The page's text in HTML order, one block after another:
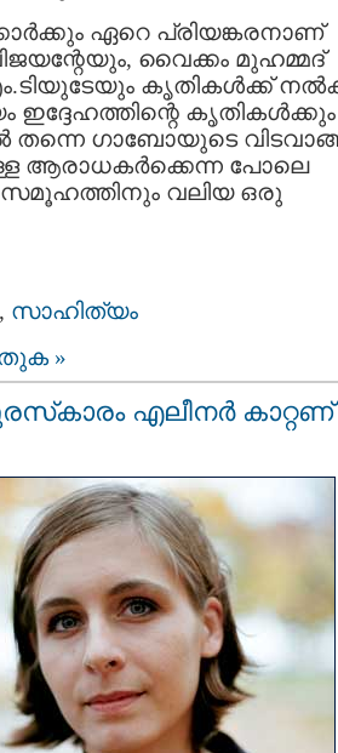
ഏറെ പ്രിയങ്കരനാണ്
വൈക്കം മുഹമ്മദ്
കൃതികള്‍ക്ക്
ഇദ്ദേഹത്തിന്റെ കൃതികള്‍ക്കും
തന്നെ ഗാബോയുടെ
ആരാധകര്‍ക്കെന്ന പോലെ
സമൂഹത്തിനും വലിയ ഒരു
, സാഹിത്യം
»
എലീനർ കാറ്റണ്